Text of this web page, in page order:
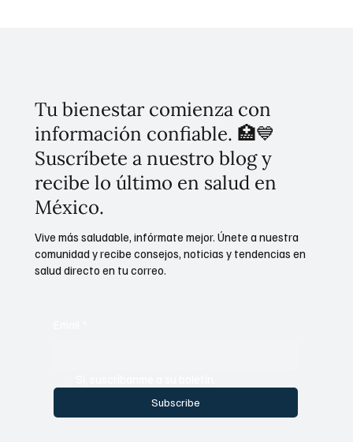
Tu bienestar comienza con
información confiable. 🏥💙
Suscríbete a nuestro blog y
recibe lo último en salud en
México.
Subscribe
Vive más saludable, infórmate mejor. Únete a nuestra
comunidad y recibe consejos, noticias y tendencias en
salud directo en tu correo.